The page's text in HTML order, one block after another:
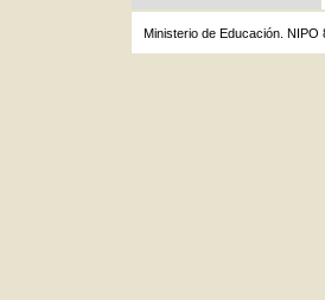
Ministerio de Educación. NIPO